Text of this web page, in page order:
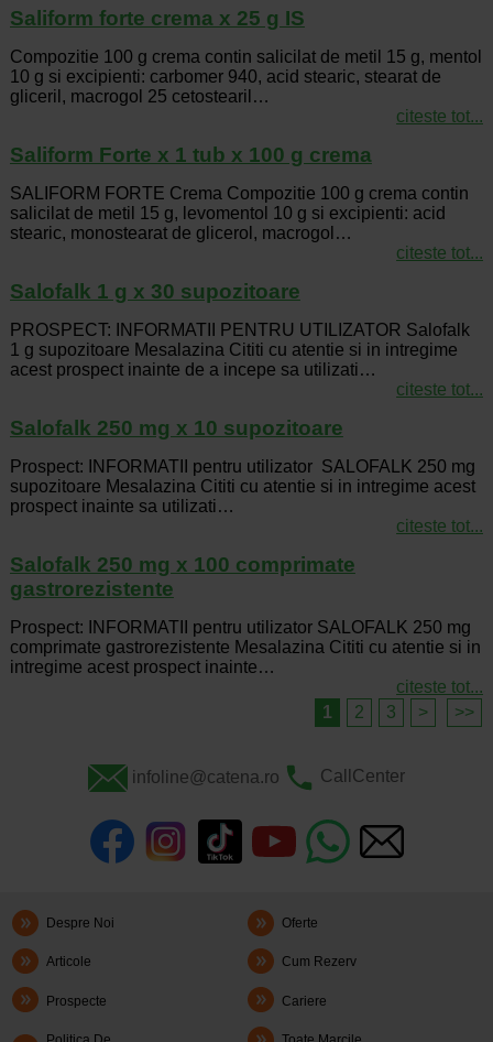
Saliform forte crema x 25 g IS
Compozitie 100 g crema contin salicilat de metil 15 g, mentol
10 g si excipienti: carbomer 940, acid stearic, stearat de
gliceril, macrogol 25 cetostearil…
citeste tot...
Saliform Forte x 1 tub x 100 g crema
SALIFORM FORTE Crema Compozitie 100 g crema contin
salicilat de metil 15 g, levomentol 10 g si excipienti: acid
stearic, monostearat de glicerol, macrogol…
citeste tot...
Salofalk 1 g x 30 supozitoare
PROSPECT: INFORMATII PENTRU UTILIZATOR Salofalk
1 g supozitoare Mesalazina Cititi cu atentie si in intregime
acest prospect inainte de a incepe sa utilizati…
citeste tot...
Salofalk 250 mg x 10 supozitoare
Prospect: INFORMATII pentru utilizator SALOFALK 250 mg
supozitoare Mesalazina Cititi cu atentie si in intregime acest
prospect inainte sa utilizati…
citeste tot...
Salofalk 250 mg x 100 comprimate
gastrorezistente
Prospect: INFORMATII pentru utilizator SALOFALK 250 mg
comprimate gastrorezistente Mesalazina Cititi cu atentie si in
intregime acest prospect inainte…
citeste tot...
1
2 3 > >>
infoline@catena.ro CallCenter
Despre Noi Oferte
Articole Cum Rezerv
Prospecte Cariere